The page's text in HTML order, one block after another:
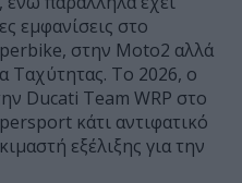
εμφανίσεις στο
στην Moto2 αλλά
Ταχύτητας. Το 2026, ο
Ducati Team WRP στο
κάτι αντιφατικό
εξέλιξης για την